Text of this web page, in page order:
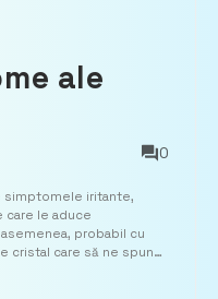
ale
este
0
simptomele iritante,
care le aduce
probabil cu
cristal care să ne spună
însăși […]...